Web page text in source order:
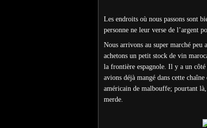
Les endroits où nous passons sont
personne ne leur verse de l’argent
Nous arrivons au super marché peu
achetons un petit stock de vin
la frontière espagnole. Il y a un
avions déjà mangé dans cette
américain de malbouffe; pourtant
merde.